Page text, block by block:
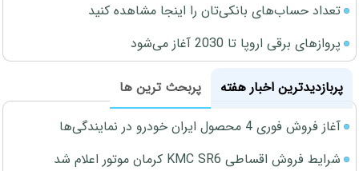
تعداد حساب‌های بانکی‌تان را اینجا مشاهده کنید
پروازهای برقی اروپا تا 2030 آغاز می‌شود
پربازدیدترین اخبار هفته
پربحث ترین ها
آغاز فروش فوری 4 محصول ایران خودرو در نمایندگی‌ها
شرایط فروش اقساطی KMC SR6 کرمان موتور اعلام شد